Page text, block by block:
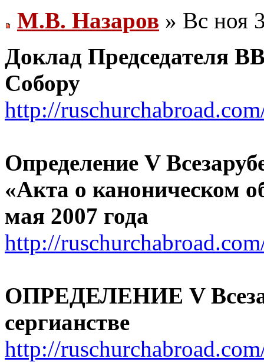
М.В. Назаров » Вс ноя
Доклад Председателя
Собору
http://
Определение V
«Акта о каноническом
мая 2007 года
http://
ОПРЕДЕЛЕНИЕ V
сергианстве
http://